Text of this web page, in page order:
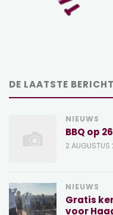
DE LAATSTE
NIEUWS
BBQ op
2
NIEUWS
Gratis
voor